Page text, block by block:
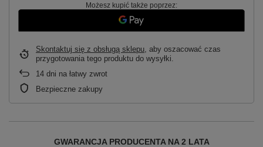
Możesz kupić także poprzez:
Skontaktuj się z obsługą sklepu , aby oszacować czas
przygotowania tego produktu do wysyłki.
14 dni na łatwy zwrot
Bezpieczne zakupy
GWARANCJA PRODUCENTA NA 2 LATA